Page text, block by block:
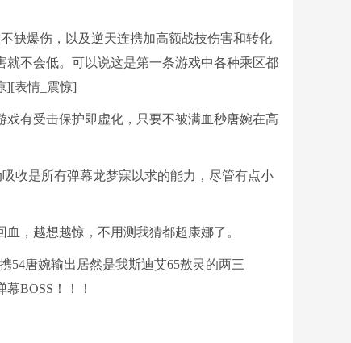
缺爆伤，以及逆天连携加高额战技伤害和转化
不会低。可以说这是第一条游戏中各种乘区都
][表情_震惊]
有受击保护即虚化，只要不被满血秒唐婉在高
收是所有弹幕龙梦寐以求的能力，尽管有点小
，越想越惊，不用测我猜都超康娜了。
54唐婉输出居然是我斯迪艾65敖灵的两三
BOSS！！！